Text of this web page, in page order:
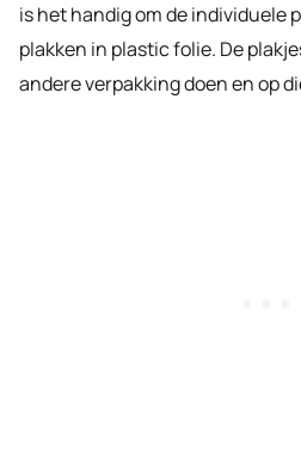
is het handig om de individuele
plakken in plastic folie. De
andere verpakking doen en op